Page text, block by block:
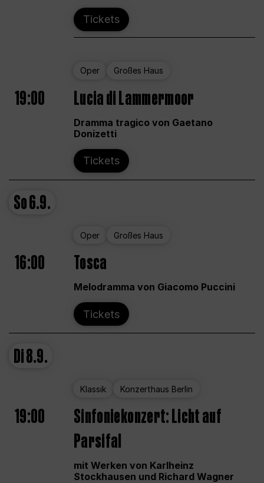
Tickets
Oper Großes Haus
19:00 Lucia di Lammermoor
Dramma tragico von Gaetano
Donizetti
Tickets
So6.9.
Oper Großes Haus
16:00 Tosca
Melodramma von Giacomo Puccini
Tickets
Di8.9.
Klassik Konzerthaus Berlin
19:00
Sinfoniekonzert: Licht auf
Parsifal
mit Werken von Karlheinz
Stockhausen und Richard Wagner